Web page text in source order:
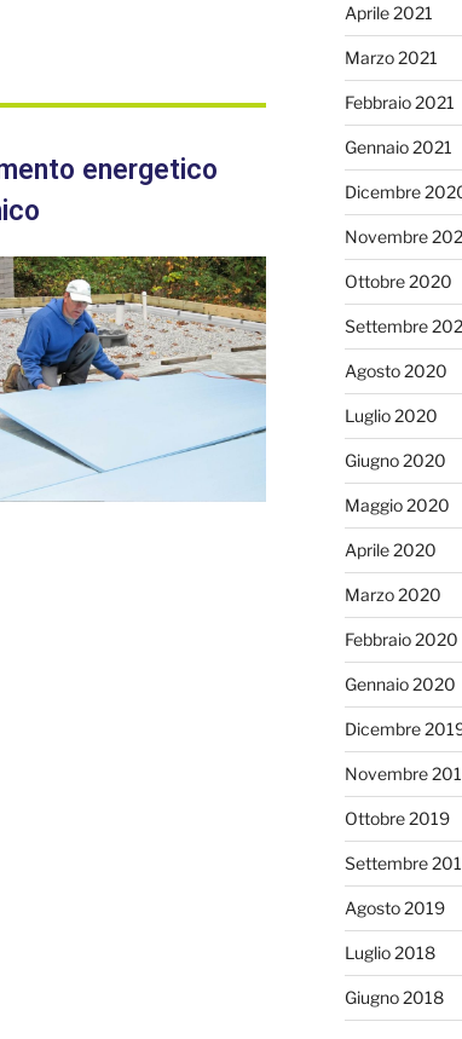
energetico
Aprile 2021
Marzo 2021
Febbraio 2021
Gennaio 2021
Dicembre
Novembre
Ottobre 2020
Settembre
Agosto 2020
Luglio 2020
Giugno 2020
Maggio 2020
Aprile 2020
Marzo 2020
Febbraio 2020
Gennaio 2020
Dicembre
Novembre
Ottobre 2019
Settembre
Agosto 2019
Luglio 2018
Giugno 2018